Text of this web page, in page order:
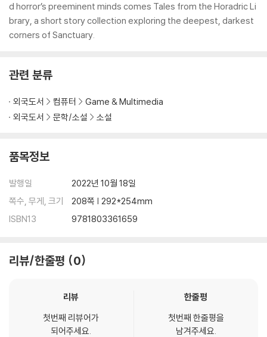
d horror’s preeminent minds comes Tales from the Horadric Li
brary, a short story collection exploring the deepest, darkest
corners of Sanctuary.
관련 분류
외국도서 컴퓨터
Game & Multimedia
외국도서
문학/소설 소설
품목정보
발행일
2022년 10월 18일
쪽수, 무게, 크기
208쪽 | 292*254mm
ISBN13
9781803361659
리뷰/한줄평 0
리뷰
첫번째 리뷰어가
되어주세요.
한줄평
첫번째 한줄평을
남겨주세요.